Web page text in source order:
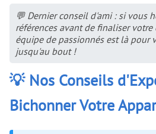
💬 Dernier conseil d'ami : si vous
références avant de finaliser
équipe de passionnés est là pour
jusqu'au bout !
💡 Nos Conseils
Bichonner Votre